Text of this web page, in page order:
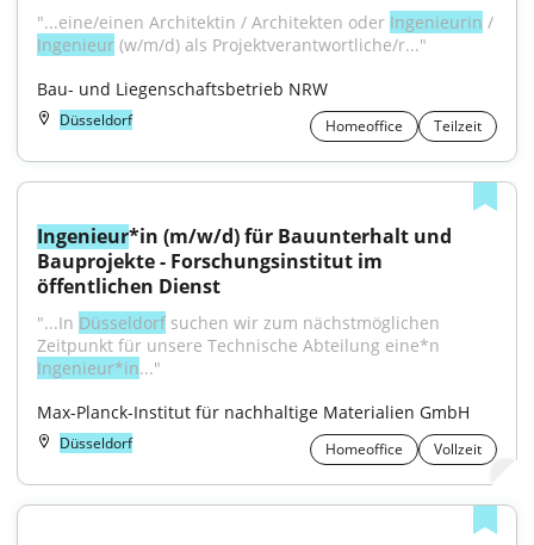
"...eine/einen Architektin / Architekten oder Ingenieurin
Ingenieur (w/m/d) als Projektverantwortliche/r..."
Bau- und Liegenschaftsbetrieb NRW
Düsseldorf Homeoffice Teilzeit
Ingenieur*in (m/w/d) für Bauunterhalt und
Bauprojekte - Forschungsinstitut im
öffentlichen Dienst
"...In Düsseldorf suchen wir zum nächstmöglichen
Ingenieur*in..."
Max-Planck-Institut für nachhaltige Materialien GmbH
Düsseldorf Homeoffice Vollzeit